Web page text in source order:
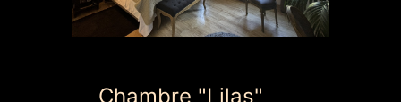
Chambre "Lilas"